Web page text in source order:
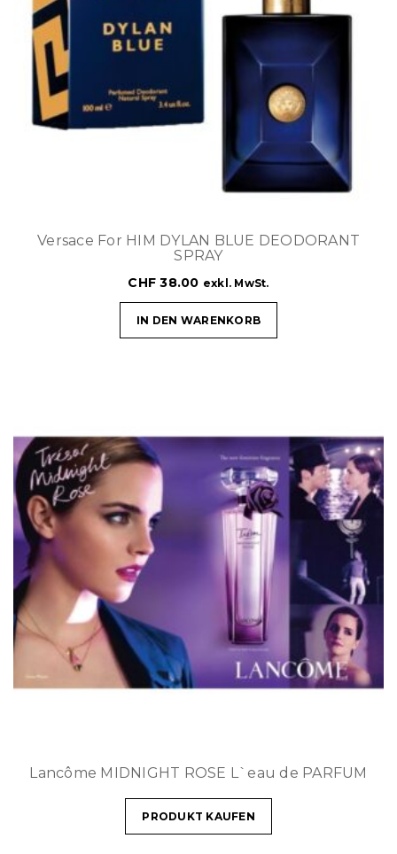
Versace For HIM DYLAN BLUE DEODORANT
SPRAY
CHF 38.00 exkl. MwSt.
IN DEN WARENKORB
Lancôme MIDNIGHT ROSE L`eau de PARFUM
PRODUKT KAUFEN